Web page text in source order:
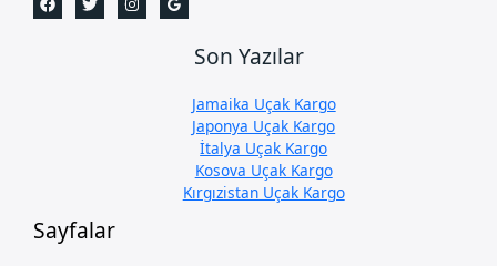
Son Yazılar
Jamaika Uçak Kargo
Japonya Uçak Kargo
İtalya Uçak Kargo
Kosova Uçak Kargo
Kırgızistan Uçak Kargo
Sayfalar